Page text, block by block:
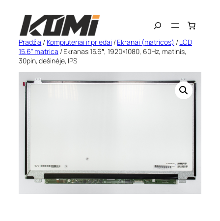
turinio
Search
Pradžia / Kompiuteriai ir priedai /Ekranai (matricos) /LCD
15.6" matrica / Ekranas 15.6″, 1920×1080, 60Hz, matinis,
30pin, dešinėje, IPS